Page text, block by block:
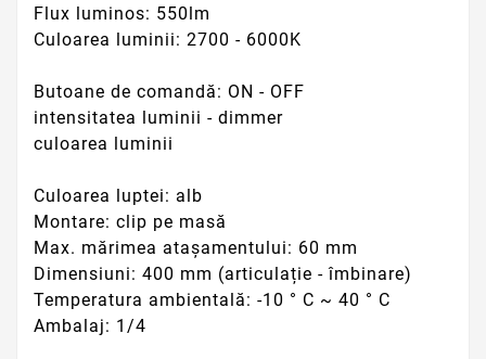
Flux luminos: 550lm
Culoarea luminii: 2700 - 6000K
Butoane de comandă: ON - OFF
intensitatea luminii - dimmer
culoarea luminii
Culoarea luptei: alb
Montare: clip pe masă
Max. mărimea atașamentului: 60 mm
Dimensiuni: 400 mm (articulație - îmbinare)
Temperatura ambientală: -10 ° C ~ 40 ° C
Ambalaj: 1/4